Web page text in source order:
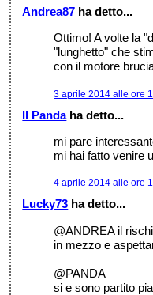
Andrea87 ha detto...
Ottimo! A volte la
"lunghetto" che
con il motore
3 aprile 2014 alle ore
Il Pandaha detto...
mi pare
mi hai fatto venire
4 aprile 2014 alle ore
Lucky73 ha detto...
@ANDREA il
in mezzo e
@PANDA
si e sono partito